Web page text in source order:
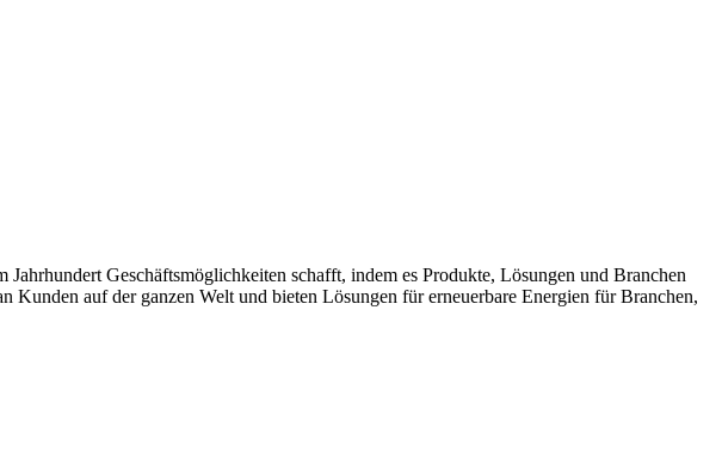
Geschäftsmöglichkeiten schafft, indem es Produkte, Lösungen und Branchen
auf der ganzen Welt und bieten Lösungen für erneuerbare Energien für Branchen,